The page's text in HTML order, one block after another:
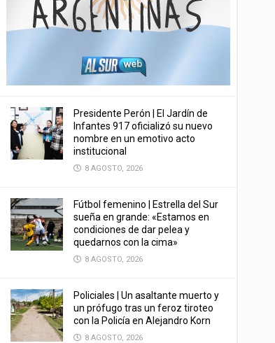
Presidente Perón | El Jardín de
Infantes 917 oficializó su nuevo
nombre en un emotivo acto
institucional
8 AGOSTO, 2026
Fútbol femenino | Estrella del Sur
sueña en grande: «Estamos en
condiciones de dar pelea y
quedarnos con la cima»
8 AGOSTO, 2026
Policiales | Un asaltante muerto y
un prófugo tras un feroz tiroteo
con la Policía en Alejandro Korn
8 AGOSTO, 2026